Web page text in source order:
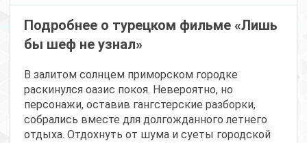
Подробнее о турецком фильме «Лишь
бы шеф не узнал»
В залитом солнцем приморском городке
раскинулся оазис покоя. Невероятно, но
персонажи, оставив гангстерские разборки,
собрались вместе для долгожданного летнего
отдыха. Отдохнуть от шума и суеты городской